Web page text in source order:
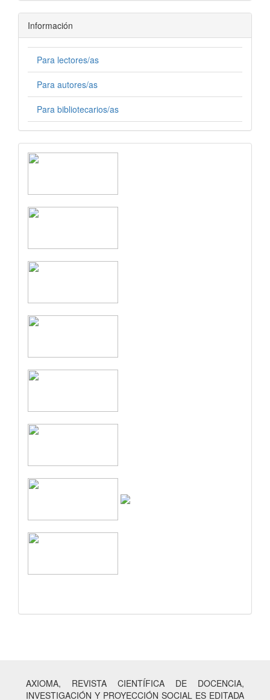
Información
Para lectores/as
Para autores/as
Para bibliotecarios/as
AXIOMA, REVISTA CIENTÍFICA DE DOCENCIA,
INVESTIGACIÓN Y PROYECCIÓN SOCIAL ES EDITADA